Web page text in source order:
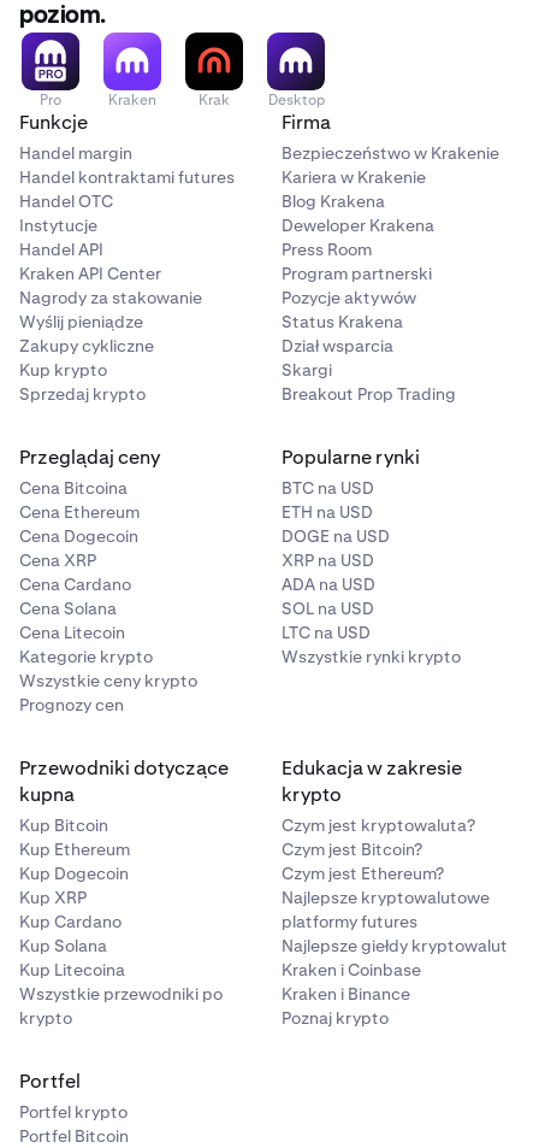
poziom.
Pro Kraken Krak Desktop
Funkcje
Handel margin
Handel kontraktami futures
Handel OTC
Instytucje
Handel API
Kraken API Center
Nagrody za stakowanie
Wyślij pieniądze
Zakupy cykliczne
Kup krypto
Sprzedaj krypto
Firma
Bezpieczeństwo w Krakenie
Kariera w Krakenie
Blog Krakena
Deweloper Krakena
Press Room
Program partnerski
Pozycje aktywów
Status Krakena
Dział wsparcia
Skargi
Breakout Prop Trading
Przeglądaj ceny
Cena Bitcoina
Cena Ethereum
Cena Dogecoin
Cena XRP
Cena Cardano
Cena Solana
Cena Litecoin
Kategorie krypto
Wszystkie ceny krypto
Prognozy cen
Popularne rynki
BTC na USD
ETH na USD
DOGE na USD
XRP na USD
ADA na USD
SOL na USD
LTC na USD
Wszystkie rynki krypto
Przewodniki dotyczące
kupna
Kup Bitcoin
Kup Ethereum
Kup Dogecoin
Kup XRP
Kup Cardano
Kup Solana
Kup Litecoina
Wszystkie przewodniki po
krypto
Edukacja w zakresie
krypto
Czym jest kryptowaluta?
Czym jest Bitcoin?
Czym jest Ethereum?
Najlepsze kryptowalutowe
platformy futures
Najlepsze giełdy kryptowalut
Kraken i Coinbase
Kraken i Binance
Poznaj krypto
Portfel
Portfel krypto
Portfel Bitcoin